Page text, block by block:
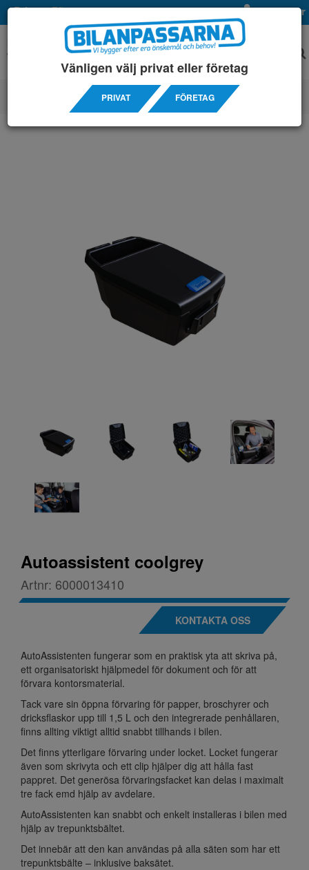
Privat Företag Mina sidor
TILLBEHÖRS ARTIKLAR/ MOBILA KONTORET
Autoassistent coolgrey
Artnr: 6000013410
KONTAKTA OSS
AutoAssistenten fungerar som en praktisk yta att skriva på,
ett organisatoriskt hjälpmedel för dokument och för att
förvara kontorsmaterial.
Tack vare sin öppna förvaring för papper, broschyrer och
dricksflaskor upp till 1,5 L och den integrerade penhållaren,
finns allting viktigt alltid snabbt tillhands i bilen.
Det finns ytterligare förvaring under locket. Locket fungerar
även som skrivyta och ett clip hjälper dig att hålla fast
pappret. Det generösa förvaringsfacket kan delas i maximalt
tre fack emd hjälp av avdelare.
AutoAssistenten kan snabbt och enkelt installeras i bilen med
hjälp av trepunktsbältet.
Det innebär att den kan användas på alla säten som har ett
trepunktsbälte – inklusive baksätet.
Vänligen välj privat eller företag
PRIVAT FÖRETAG